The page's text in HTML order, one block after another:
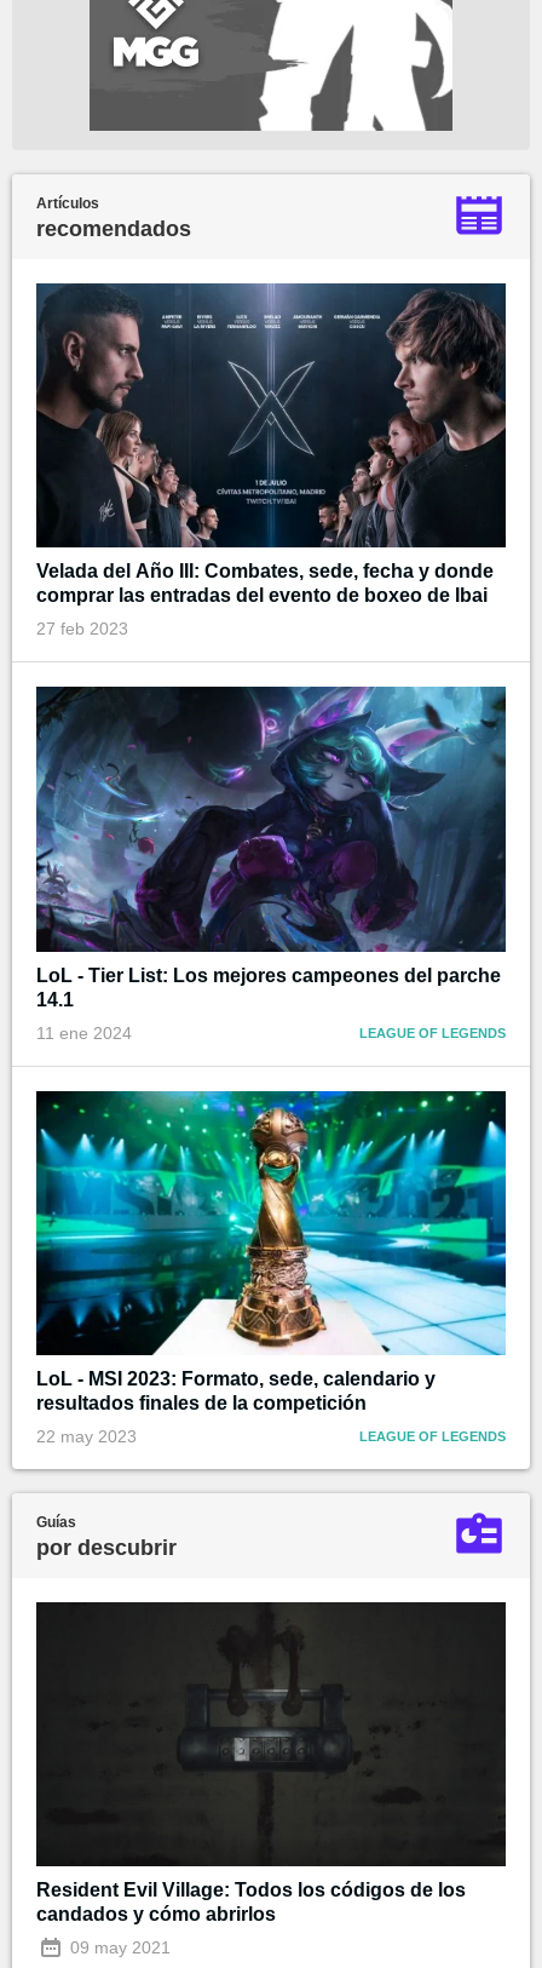
Artículos
recomendados
Velada del Año III: Combates, sede, fecha y donde
comprar las entradas del evento de boxeo de Ibai
27 feb 2023
LoL - Tier List: Los mejores campeones del parche
14.1
11 ene 2024 LEAGUE OF LEGENDS
LoL - MSI 2023: Formato, sede, calendario y
resultados finales de la competición
22 may 2023 LEAGUE OF LEGENDS
Guías
por descubrir
Resident Evil Village: Todos los códigos de los
candados y cómo abrirlos
09 may 2021